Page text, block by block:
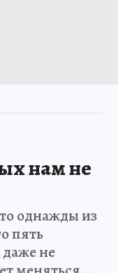
нам не
однажды из
пять
даже не